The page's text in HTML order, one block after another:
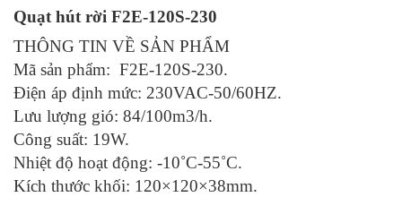
Quạt hút rời F2E-120S-230
THÔNG TIN VỀ SẢN PHẨM
Mã sản phẩm: F2E-120S-230.
Điện áp định mức: 230VAC-50/60HZ.
Lưu lượng gió: 84/100m3/h.
Công suất: 19W.
Nhiệt độ hoạt động: -10˚C-55˚C.
Kích thước khối: 120×120×38mm.